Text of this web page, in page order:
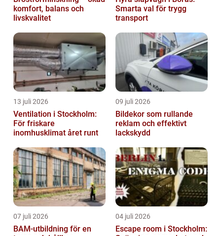
komfort, balans och
livskvalitet
Smarta val för trygg
transport
13 juli 2026
Ventilation i Stockholm:
För friskare
inomhusklimat året runt
09 juli 2026
Bildekor som rullande
reklam och effektivt
lackskydd
07 juli 2026
BAM-utbildning för en
04 juli 2026
Escape room i Stockholm: